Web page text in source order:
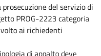
del servizio di
PROG-2223 categoria
ai richiedenti
di appalto deve